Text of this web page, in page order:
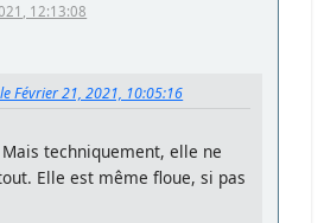
12:13:08
Février 21, 2021, 10:05:16
techniquement, elle ne
Elle est même floue, si pas